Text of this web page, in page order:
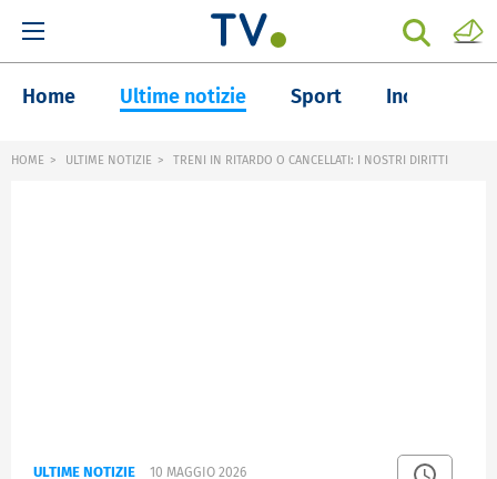
Home Ultime notizie Sport Inchieste
HOME ULTIME NOTIZIE TRENI IN RITARDO O CANCELLATI: I NOSTRI DIRITTI
ULTIME NOTIZIE 10 MAGGIO 2026